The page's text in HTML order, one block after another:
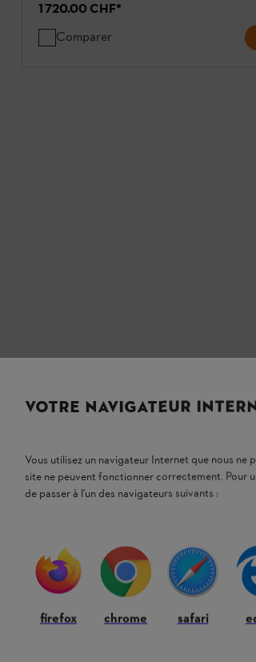
1 720.00 CHF*
Comparer
VOTRE NAVIGATEUR
Vous utilisez un navigateur Internet que nous
site ne peuvent fonctionner correctement. Pour
de passer à l'un des navigateurs suivants :
firefox chrome safari